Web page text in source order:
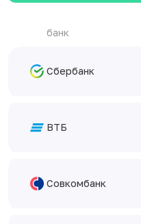
банк
Сбербанк
ВТБ
Совкомбанк